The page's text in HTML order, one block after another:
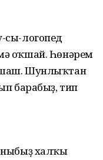
логопед
оҡшай. Һөнәрем
Шунлыҡтан
барабыҙ, тип
халҡы